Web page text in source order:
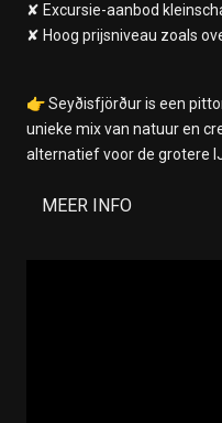
✘ Excursie-aanbod
✘ Hoog prijsniveau zoals
👉 Seyðisfjörður is een
unieke mix van natuur en
alternatief voor de grotere
MEER INFO